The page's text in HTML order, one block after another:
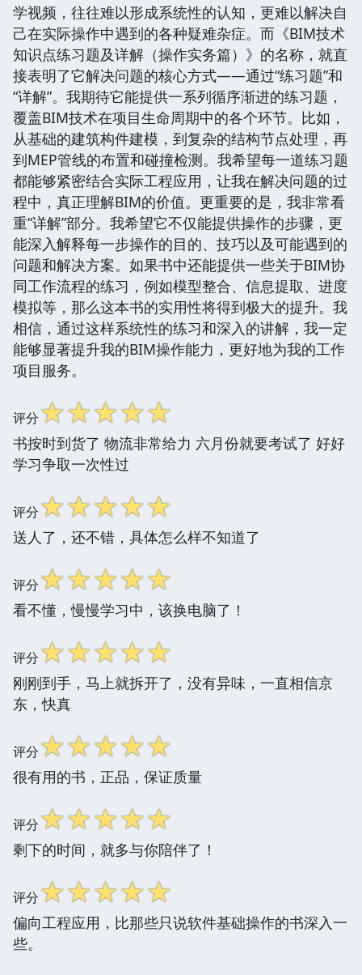
学视频，往往难以形成系统性的认知，更难以解决自
己在实际操作中遇到的各种疑难杂症。而《BIM技术
知识点练习题及详解（操作实务篇）》的名称，就直
接表明了它解决问题的核心方式——通过“练习题”和
“详解”。我期待它能提供一系列循序渐进的练习题，
覆盖BIM技术在项目生命周期中的各个环节。比如，
从基础的建筑构件建模，到复杂的结构节点处理，再
到MEP管线的布置和碰撞检测。我希望每一道练习题
都能够紧密结合实际工程应用，让我在解决问题的过
程中，真正理解BIM的价值。更重要的是，我非常看
重“详解”部分。我希望它不仅能提供操作的步骤，更
能深入解释每一步操作的目的、技巧以及可能遇到的
问题和解决方案。如果书中还能提供一些关于BIM协
同工作流程的练习，例如模型整合、信息提取、进度
模拟等，那么这本书的实用性将得到极大的提升。我
相信，通过这样系统性的练习和深入的讲解，我一定
能够显著提升我的BIM操作能力，更好地为我的工作
项目服务。
评分☆☆☆☆☆
书按时到货了 物流非常给力 六月份就要考试了 好好
学习争取一次性过
评分☆☆☆☆☆
送人了，还不错，具体怎么样不知道了
评分☆☆☆☆☆
看不懂，慢慢学习中，该换电脑了！
评分☆☆☆☆☆
刚刚到手，马上就拆开了，没有异味，一直相信京
东，快真
评分☆☆☆☆☆
很有用的书，正品，保证质量
评分☆☆☆☆☆
剩下的时间，就多与你陪伴了！
评分☆☆☆☆☆
偏向工程应用，比那些只说软件基础操作的书深入一
些。